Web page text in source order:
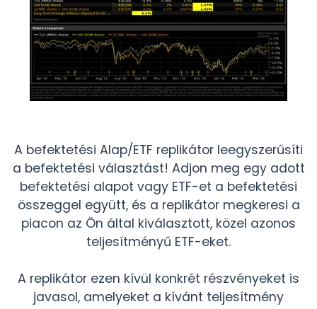
A befektetési Alap/ETF replikátor leegyszerűsíti
a befektetési választást! Adjon meg egy adott
befektetési alapot vagy ETF-et a befektetési
összeggel együtt, és a replikátor megkeresi a
piacon az Ön által kiválasztott, közel azonos
teljesítményű ETF-eket.
A replikátor ezen kívül konkrét részvényeket is
javasol, amelyeket a kívánt teljesítmény